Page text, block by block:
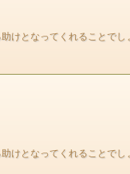
けとなってくれることでし
けとなってくれることでし